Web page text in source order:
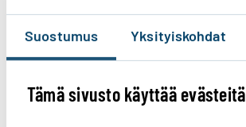
Suostumus Yksityiskohdat
Tämä sivusto käyttää evästeitä